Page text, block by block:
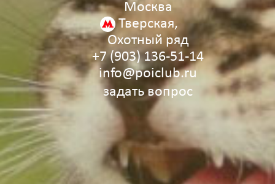
Москва
Тверская,
Охотный ряд
+7 (903) 136‑51‑14
info@poiclub.ru
задать вопрос